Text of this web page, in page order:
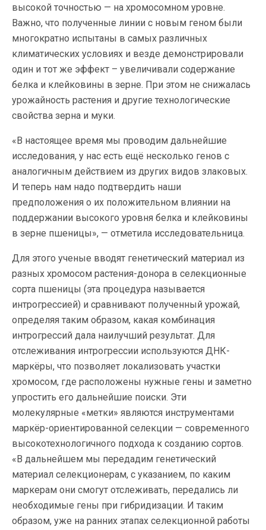
высокой точностью — на хромосомном уровне.
Важно, что полученные линии с новым геном были
многократно испытаны в самых различных
климатических условиях и везде демонстрировали
один и тот же эффект – увеличивали содержание
белка и клейковины в зерне. При этом не снижалась
урожайность растения и другие технологические
свойства зерна и муки.
«В настоящее время мы проводим дальнейшие
исследования, у нас есть ещё несколько генов с
аналогичным действием из других видов злаковых.
И теперь нам надо подтвердить наши
предположения о их положительном влиянии на
поддержании высокого уровня белка и клейковины
в зерне пшеницы», — отметила исследовательница.
Для этого ученые вводят генетический материал из
разных хромосом растения-донора в селекционные
сорта пшеницы (эта процедура называется
интрогрессией) и сравнивают полученный урожай,
определяя таким образом, какая комбинация
интрогрессий дала наилучший результат. Для
отслеживания интрогрессии используются ДНК-
маркёры, что позволяет локализовать участки
хромосом, где расположены нужные гены и заметно
упростить его дальнейшие поиски. Эти
молекулярные «метки» являются инструментами
маркёр-ориентированной селекции — современного
высокотехнологичного подхода к созданию сортов.
«В дальнейшем мы передадим генетический
материал селекционерам, с указанием, по каким
маркерам они смогут отслеживать, передались ли
необходимые гены при гибридизации. И таким
образом, уже на ранних этапах селекционной работы